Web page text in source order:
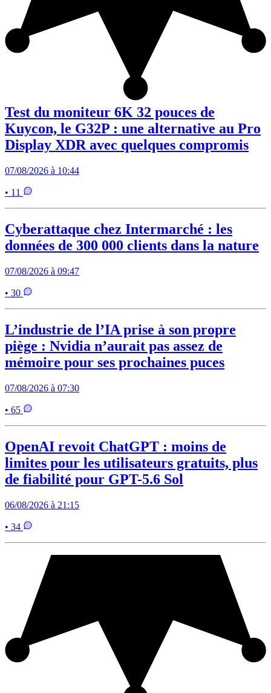
Test du moniteur 6K 32 pouces de
Kuycon, le G32P : une alternative au Pro
Display XDR avec quelques compromis
07/08/2026 à 10:44
• 11
Cyberattaque chez Intermarché : les
données de 300 000 clients dans la nature
07/08/2026 à 09:47
• 30
L’industrie de l’IA prise à son propre
piège : Nvidia n’aurait pas assez de
mémoire pour ses prochaines puces
07/08/2026 à 07:30
• 65
OpenAI revoit ChatGPT : moins de
limites pour les utilisateurs gratuits, plus
de fiabilité pour GPT-5.6 Sol
06/08/2026 à 21:15
• 34